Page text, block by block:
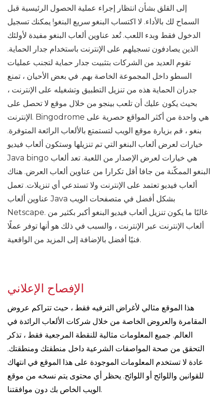
إلى القلق بشأن انتظار إجراء عملية الحصول الرئيسية قبل
السماح لك بالأداء. لا اكتساب البنغو سريع البنغو! يمكنك تسجيل
الدخول فقط وبدء اللعب. تُعد عناوين ألعاب البنغو مفيدة لأولئك
الذين يصادفون تسجيلهم على الإنترنت باستخدام جدار الحماية.
تقوم العديد من الشركات بتثبيت جدار حماية لتجنب عمليات
السطو داخل المجموعة الخاصة بهم. في بعض الأحيان ، تمنع
جدران الحماية هذه من تنزيل التطبيق وتشغيله على الإنترنت ،
بحيث يكون عليك أن تلعب بينجو من خلال موقع لا تحصل على
الإنترنت. Bingodrome هي واحدة من أكثر المواقع حصرية على
بنغو ، قم بزيارة موقع الويب لتستمتع بالألعاب الرائعة المتوفرة.
خيارات لعرض ألعاب البنغو التي تم تنزيلها وستكون ألعاب فيديو
Java bingo هي خيارات لعرض الإصدار من اللعبة. تعد ألعاب
البنغو الممكّنة من جافا أقل تكرارا من عناوين ألعاب العرض. هناك
ألعاب فيديو تعتمد على الإنترنت ولا تستدعي أي تنزيلات. تعمل
عناوين ألعاب Java بشكل أفضل في متصفحات الويب
Netscape. غالبًا ما يكون تنزيل ألعاب فيديو البنغو أكبر بكثير من
ألعاب الإنترنت عبر الإنترنت ، والسبب في ذلك هو أنها توفر عملًا
فنيًا أفضل بالإضافة إلى المزيد من الواقعية.
الإفصاح الإعلاني
هذا الموقع مثالي لأغراض الترفيه فقط ، حيث تتراكم عروض
المقامرة والعروض الخاصة من خلال شركات الألعاب الرائدة في
العالم. جميع المعلومات مثالية للنقطة المرجعية فقط ، تذكر
التحقق من صحة المواصفات الشرعية داخل منطقتك ومنطقتك.
عادة لا تستخدم المعلومات الموجودة على هذا الموقع في انتهاك
للقوانين واللوائح أو اللوائح. يحظر أي محتوى يتم نسخه من موقع
الويب الخاص بك دون موافقتنا.